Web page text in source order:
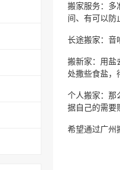
搬家服务：多
间、有可以防
长途搬家：音
搬新家：用盐
处撒些食盐，
个人搬家：那
据自己的需要
希望通过广州